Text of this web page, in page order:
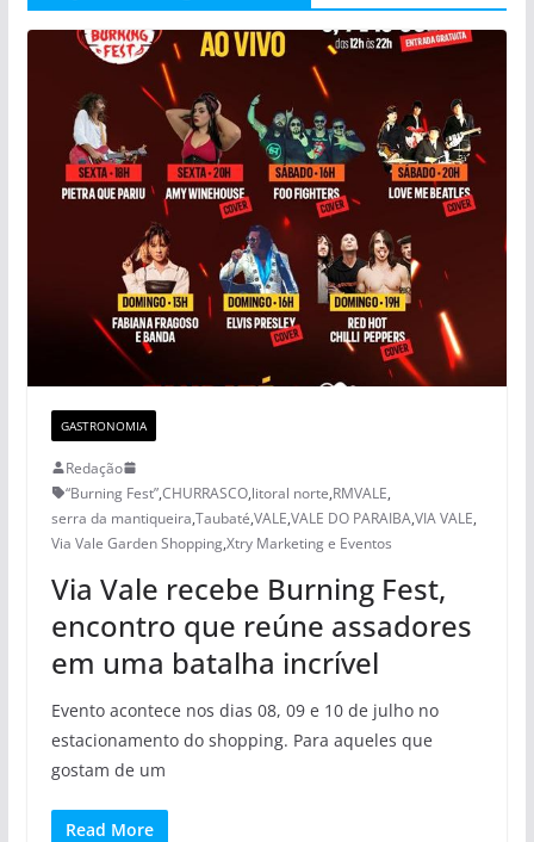
GASTRONOMIA
Redação
“Burning Fest”,CHURRASCO,litoral norte,RMVALE,
serra da mantiqueira,Taubaté,VALE,VALE DO PARAIBA,VIA VALE,
Via Vale Garden Shopping,Xtry Marketing e Eventos
Via Vale recebe Burning Fest,
encontro que reúne assadores
em uma batalha incrível
Evento acontece nos dias 08, 09 e 10 de julho no
estacionamento do shopping. Para aqueles que
gostam de um
Read More